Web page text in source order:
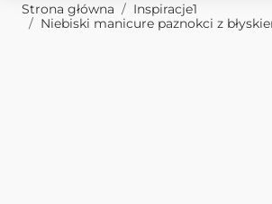
Strona główna / Inspiracje1
/ Niebiski manicure paznokci z